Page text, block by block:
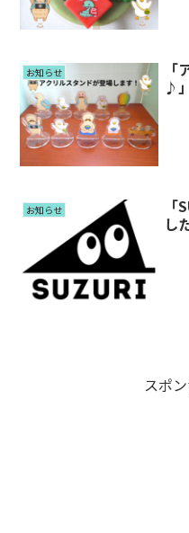
お知らせ
♪」
お知らせ
し
スポ